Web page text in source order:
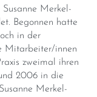
Merkel-
Begonnen hatte
in der
Mitarbeiter/innen
zweimal ihren
2006 in die
Merkel-